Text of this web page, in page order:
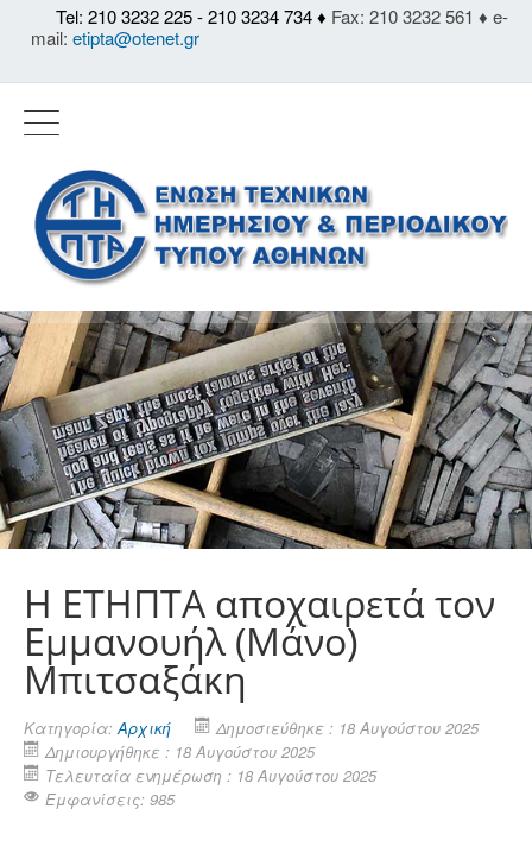
Tel: 210 3232 225 - 210 3234 734 ♦ Fax: 210 3232 561 ♦ e-
mail: etipta@otenet.gr
H EΤΗΠΤΑ αποχαιρετά τον
Εμμανουήλ (Μάνο)
Μπιτσαξάκη
Κατηγορία:Αρχική
Δημοσιεύθηκε : 18 Αυγούστου 2025
Δημιουργήθηκε : 18 Αυγούστου 2025
Τελευταία ενημέρωση : 18 Αυγούστου 2025
Εμφανίσεις: 985